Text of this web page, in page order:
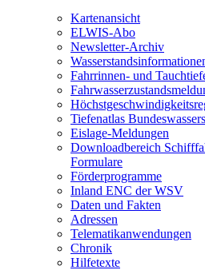
Kartenansicht
ELWIS-Abo
Newsletter-Archiv
Fahrrinnen- und
Tiefenatlas
Eislage-Meldungen
Downloadbereich
Formulare
Förderprogramme
Inland ENC der WSV
Daten und Fakten
Adressen
Telematikanwendungen
Chronik
Hilfetexte